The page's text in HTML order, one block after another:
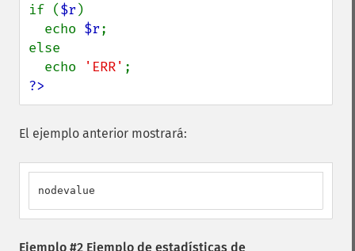
if ($r )
  echo
$r;
else
  echo
'ERR'
?>
El ejemplo anterior mostrará:
nodevalue
Ejemplo #2 Ejemplo de estadísticas de